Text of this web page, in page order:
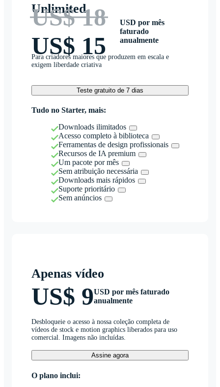
Unlimited
US$ 18
US$ 15
USD por mês
faturado
anualmente
Para criadores maiores que produzem em escala e
exigem liberdade criativa
Teste gratuito de 7 dias
Tudo no Starter, mais:
Downloads ilimitados
Acesso completo à biblioteca
Ferramentas de design profissionais
Recursos de IA premium
Um pacote por mês
Sem atribuição necessária
Downloads mais rápidos
Suporte prioritário
Sem anúncios
Apenas vídeo
US$ 9USD por mês faturado
anualmente
Desbloqueie o acesso à nossa coleção completa de
vídeos de stock e motion graphics liberados para uso
comercial. Imagens não incluídas.
Assine agora
O plano inclui: